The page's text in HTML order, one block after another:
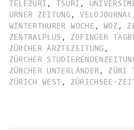
TELEZÜRI , TSÜRI ,
URNER ZEITUNG, VELOJOURNAL
WINTERTHURER WOCHE , WOZ ,
ZENTRALPLUS , ZOFINGER
ZÜRCHER ÄRZTEZEITUNG ,
ZÜRCHER
ZÜRCHER UNTERLÄNDER, ZÜRI
ZÜRICH WEST , ZÜRICHSEE-